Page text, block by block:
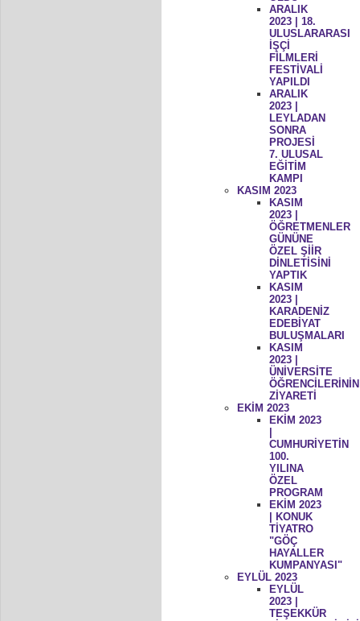
ARALIK
2023 | 18.
ULUSLARARASI
İŞÇİ
FİLMLERİ
FESTİVALİ
YAPILDI
ARALIK
2023 |
LEYLADAN
SONRA
PROJESİ
7. ULUSAL
EĞİTİM
KAMPI
KASIM 2023
KASIM
2023 |
ÖĞRETMENLER
GÜNÜNE
ÖZEL ŞİİR
DİNLETİSİNİ
YAPTIK
KASIM
2023 |
KARADENİZ
EDEBİYAT
BULUŞMALARI
KASIM
2023 |
ÜNİVERSİTE
ÖĞRENCİLERİNİN
ZİYARETİ
EKİM 2023
EKİM 2023
CUMHURİYETİN
100.
YILINA
ÖZEL
PROGRAM
EKİM 2023
| KONUK
TİYATRO
"GÖÇ
HAYALLER
KUMPANYASI"
EYLÜL 2023
EYLÜL
2023 |
TEŞEKKÜR